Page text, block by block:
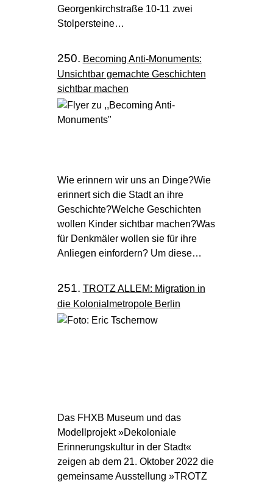
Georgenkirchstraße 10-11 zwei
Stolpersteine…
250. Becoming Anti-Monuments:
Unsichtbar gemachte Geschichten
sichtbar machen
Wie erinnern wir uns an Dinge?Wie
erinnert sich die Stadt an ihre
Geschichte?Welche Geschichten
wollen Kinder sichtbar machen?Was
für Denkmäler wollen sie für ihre
Anliegen einfordern? Um diese…
251. TROTZ ALLEM: Migration in
die Kolonialmetropole Berlin
Das FHXB Museum und das
Modellprojekt »Dekoloniale
Erinnerungskultur in der Stadt«
zeigen ab dem 21. Oktober 2022 die
gemeinsame Ausstellung »TROTZ